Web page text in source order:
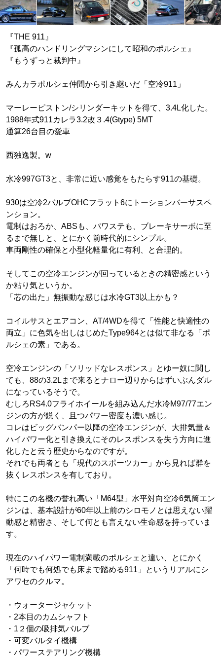
『THE 911』
『孤高のハンドリングマシンにして昭和のポルシェ』
『もうずっと裁判中』
みんカラポルシェ仲間から引き継いだ「空冷911」
マーレーピストン/シリンダーキットを得て、3.4L化した。
1988年式911カレラ3.2改３.4(Gtype) 5MT
通算26台目の愛車
西独逸製。w
水冷997GT3と、非常に近い感覚をもたらす911の基礎。
930は空冷2バルブOHCフラット6にトーションバーサスペ
ンション。
電制はおろか、ABSも、パワステも、ブレーキサーボに至
るまで無しと、とにかく前時代的にシンプル。
車両剛性の確保と小型化軽量化に有利、と合理的。
そしてこの空冷エンジンが回っているときの精密感という
か粘り気というか。
「芯の出た」無振動な感じは水冷GT3以上かも？
コイルサスとエアコン、AT/4WDを得て「性能と快適性の
両立」に色気を出しはじめたType964とは似て非なる「ポ
ルシェの素」である。
空冷エンジンの「ソリッドなレスポンス」とゆー奴に関し
ても、88の3.2Lまで来るとナロー辺りからはずいぶんダル
になっているそうで。
むしろRS4.0フライホイールを組み込んだ水冷M97/77エン
ジンの方が鋭く、且つパワー密度も濃い感じ。
コレはビッグバンパー以降の空冷エンジンが、大排気量＆
ハイパワー化と引き換えにそのレスポンスを失う方向に進
化したと云う歴史からなのですが。
それでも両者とも「現代のスポーツカー」から見れば群を
抜くレスポンスを有しており。
特にこの名機の誉れ高い「M64型」水平対向空冷6気筒エン
ジンは、基本設計が60年以上前のシロモノとは思えない躍
動感と精密さ、そして何とも言えない生命感を持っていま
す。
現在のハイパワー電制満載のポルシェと違い、とにかく
「何時でも何処でも床まで踏める911」というリアルにシ
アワセのクルマ。
・ウォータージャケット
・2本目のカムシャフト
・1２個の吸排気バルブ
・可変バルタイ機構
・パワーステアリング機構